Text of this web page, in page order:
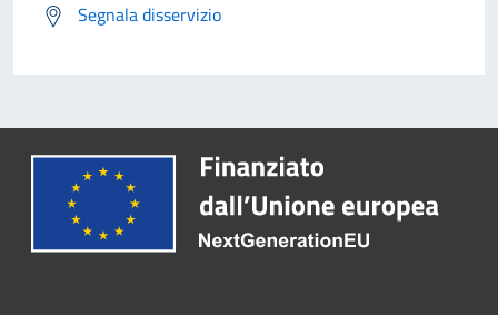
Segnala disservizio